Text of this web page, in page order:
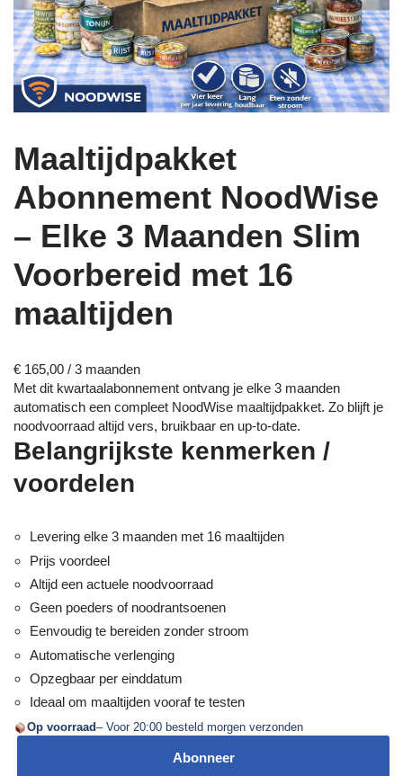
Maaltijdpakket
Abonnement NoodWise
– Elke 3 Maanden Slim
Voorbereid met 16
maaltijden
€ 165,00 / 3 maanden
Met dit kwartaalabonnement ontvang je elke 3 maanden
automatisch een compleet NoodWise maaltijdpakket. Zo blijft je
noodvoorraad altijd vers, bruikbaar en up-to-date.
Belangrijkste kenmerken /
voordelen
Levering elke 3 maanden met 16 maaltijden
Prijs voordeel
Altijd een actuele noodvoorraad
Geen poeders of noodrantsoenen
Eenvoudig te bereiden zonder stroom
Automatische verlenging
Opzegbaar per einddatum
Ideaal om maaltijden vooraf te testen
Op voorraad– Voor 20:00 besteld morgen verzonden
Abonneer